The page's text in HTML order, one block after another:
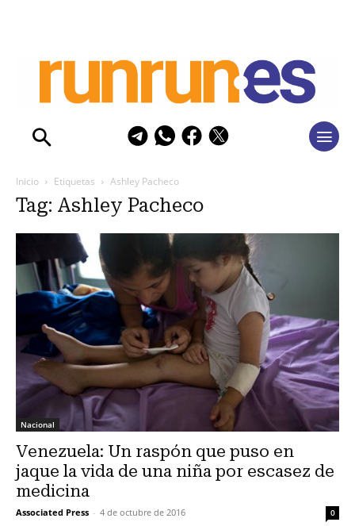
Inicio Etiquetas Ashley Pacheco
Tag: Ashley Pacheco
Nacional
Venezuela: Un raspón que puso en
jaque la vida de una niña por escasez de
medicina
Associated Press - 4 de octubre de 2016 0